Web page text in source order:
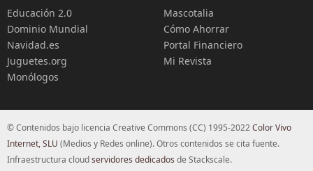
Educación 2.0
Dominio Mundial
Navidad.es
Juguetes.org
Monólogos
Mascotalia
Cómo Ahorrar
Portal Financiero
Mi Revista
© Contenidos bajo licencia Creative Commons (CC) 1995-2022Color Vivo
Internet, SLU (Medios y Redes online). Otros contenidos se cita fuente.
Infraestructura cloudservidores dedicados de Stackscale.